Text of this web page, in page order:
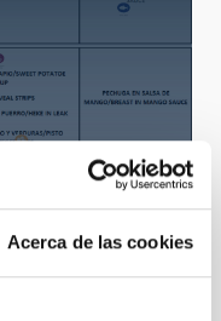
Acerca de las cookies